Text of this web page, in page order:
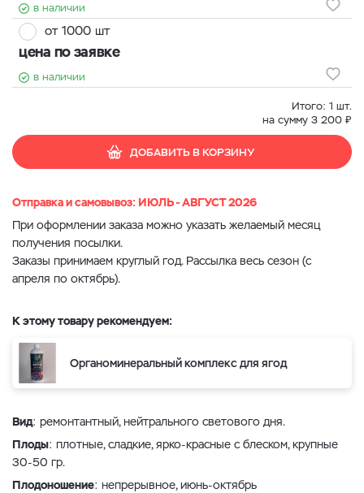
в наличии
от 1000 шт
цена по заявке
в наличии
Итого: 1 шт.
на сумму 3 200 ₽
ДОБАВИТЬ В КОРЗИНУ
Отправка и самовывоз: ИЮЛЬ - АВГУСТ 2026
При оформлении заказа можно указать желаемый месяц
получения посылки.
Заказы принимаем круглый год. Рассылка весь сезон (с
апреля по октябрь).
К этому товару рекомендуем:
Органоминеральный комплекс для ягод
Вид: ремонтантный, нейтрального светового дня.
Плоды: плотные, сладкие, ярко-красные с блеском, крупные
30-50 гр.
Плодоношение: непрерывное, июнь-октябрь